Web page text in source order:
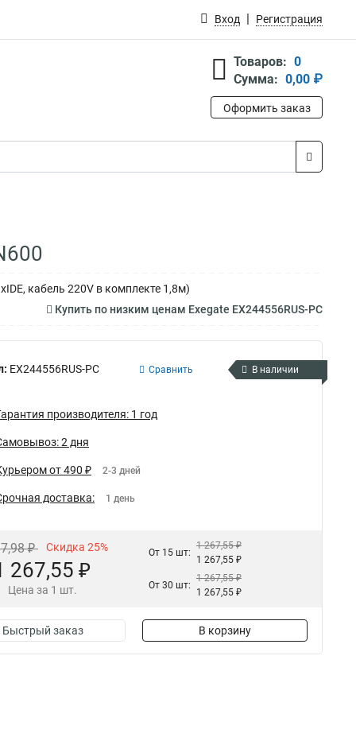
Вход Регистрация
Товаров: 0
Сумма: 0,00 ₽
Оформить заказ
кабель 220V в комплекте 1,8м)
Купить по низким ценам Exegate EX244556RUS-PC
EX244556RUS-PC Сравнить В наличии
производителя: 1 год
2 дня
от 490 ₽ 2-3 дней
доставка: 1 день
₽ Скидка 25%
267,55 ₽
Цена за 1 шт.
От 15 шт:
1 267,55 ₽
1 267,55 ₽
От 30 шт:
1 267,55 ₽
1 267,55 ₽
Быстрый заказ В корзину